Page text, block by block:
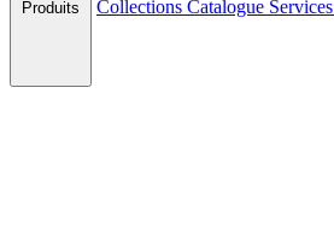
Produits Collections Catalogue Services